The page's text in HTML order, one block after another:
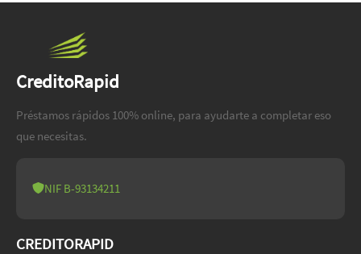
CreditoRapid
Préstamos rápidos 100% online, para ayudarte a completar eso
que necesitas.
NIF B-93134211
CREDITORAPID